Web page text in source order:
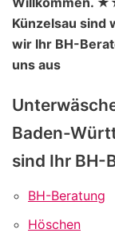
Künzelsau sind
wir Ihr BH-
uns aus
Baden-
sind Ihr BH-
BH-Beratung
Höschen